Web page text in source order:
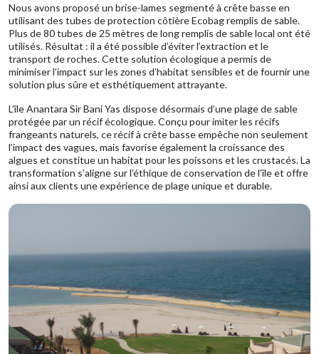
Nous avons proposé un brise-lames segmenté à crête basse en
utilisant des tubes de protection côtière Ecobag remplis de sable.
Plus de 80 tubes de 25 mètres de long remplis de sable local ont été
utilisés. Résultat : il a été possible d’éviter l’extraction et le
transport de roches. Cette solution écologique a permis de
minimiser l’impact sur les zones d’habitat sensibles et de fournir une
solution plus sûre et esthétiquement attrayante.
L’île Anantara Sir Bani Yas dispose désormais d’une plage de sable
protégée par un récif écologique. Conçu pour imiter les récifs
frangeants naturels, ce récif à crête basse empêche non seulement
l’impact des vagues, mais favorise également la croissance des
algues et constitue un habitat pour les poissons et les crustacés. La
transformation s’aligne sur l’éthique de conservation de l’île et offre
ainsi aux clients une expérience de plage unique et durable.